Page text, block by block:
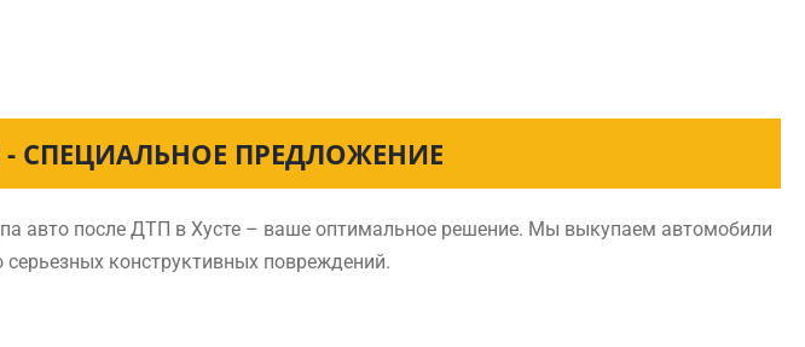
СПЕЦИАЛЬНОЕ ПРЕДЛОЖЕНИЕ
авто после ДТП в Хусте – ваше оптимальное решение. Мы выкупаем автомобили
конструктивных повреждений.